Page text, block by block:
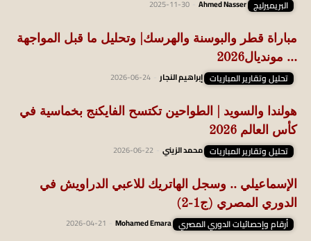
البريميرليج Ahmed Nasser
2025-11-30
مباراة قطر والبوسنة والهرسك| وتحليل ما قبل المواجهة
… مونديال2026
تحليل وتقارير المباريات إبراهيم النجار 2026-06-24
هولندا والسويد | الطواحين تكتسح الفايكنج بخماسية في
كأس العالم 2026
تحليل وتقارير المباريات محمد الزيني 2026-06-22
الإسماعيلي .. وسجل الهاتريك للاعبي الدراويش في
الدوري المصري (ج1-2)
أرقام وإحصائيات الدوري المصري Mohamed Emara
2026-04-21